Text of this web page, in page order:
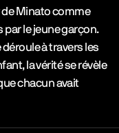
de Minato comme
le jeune garçon.
à travers les
la vérité se révèle
chacun avait